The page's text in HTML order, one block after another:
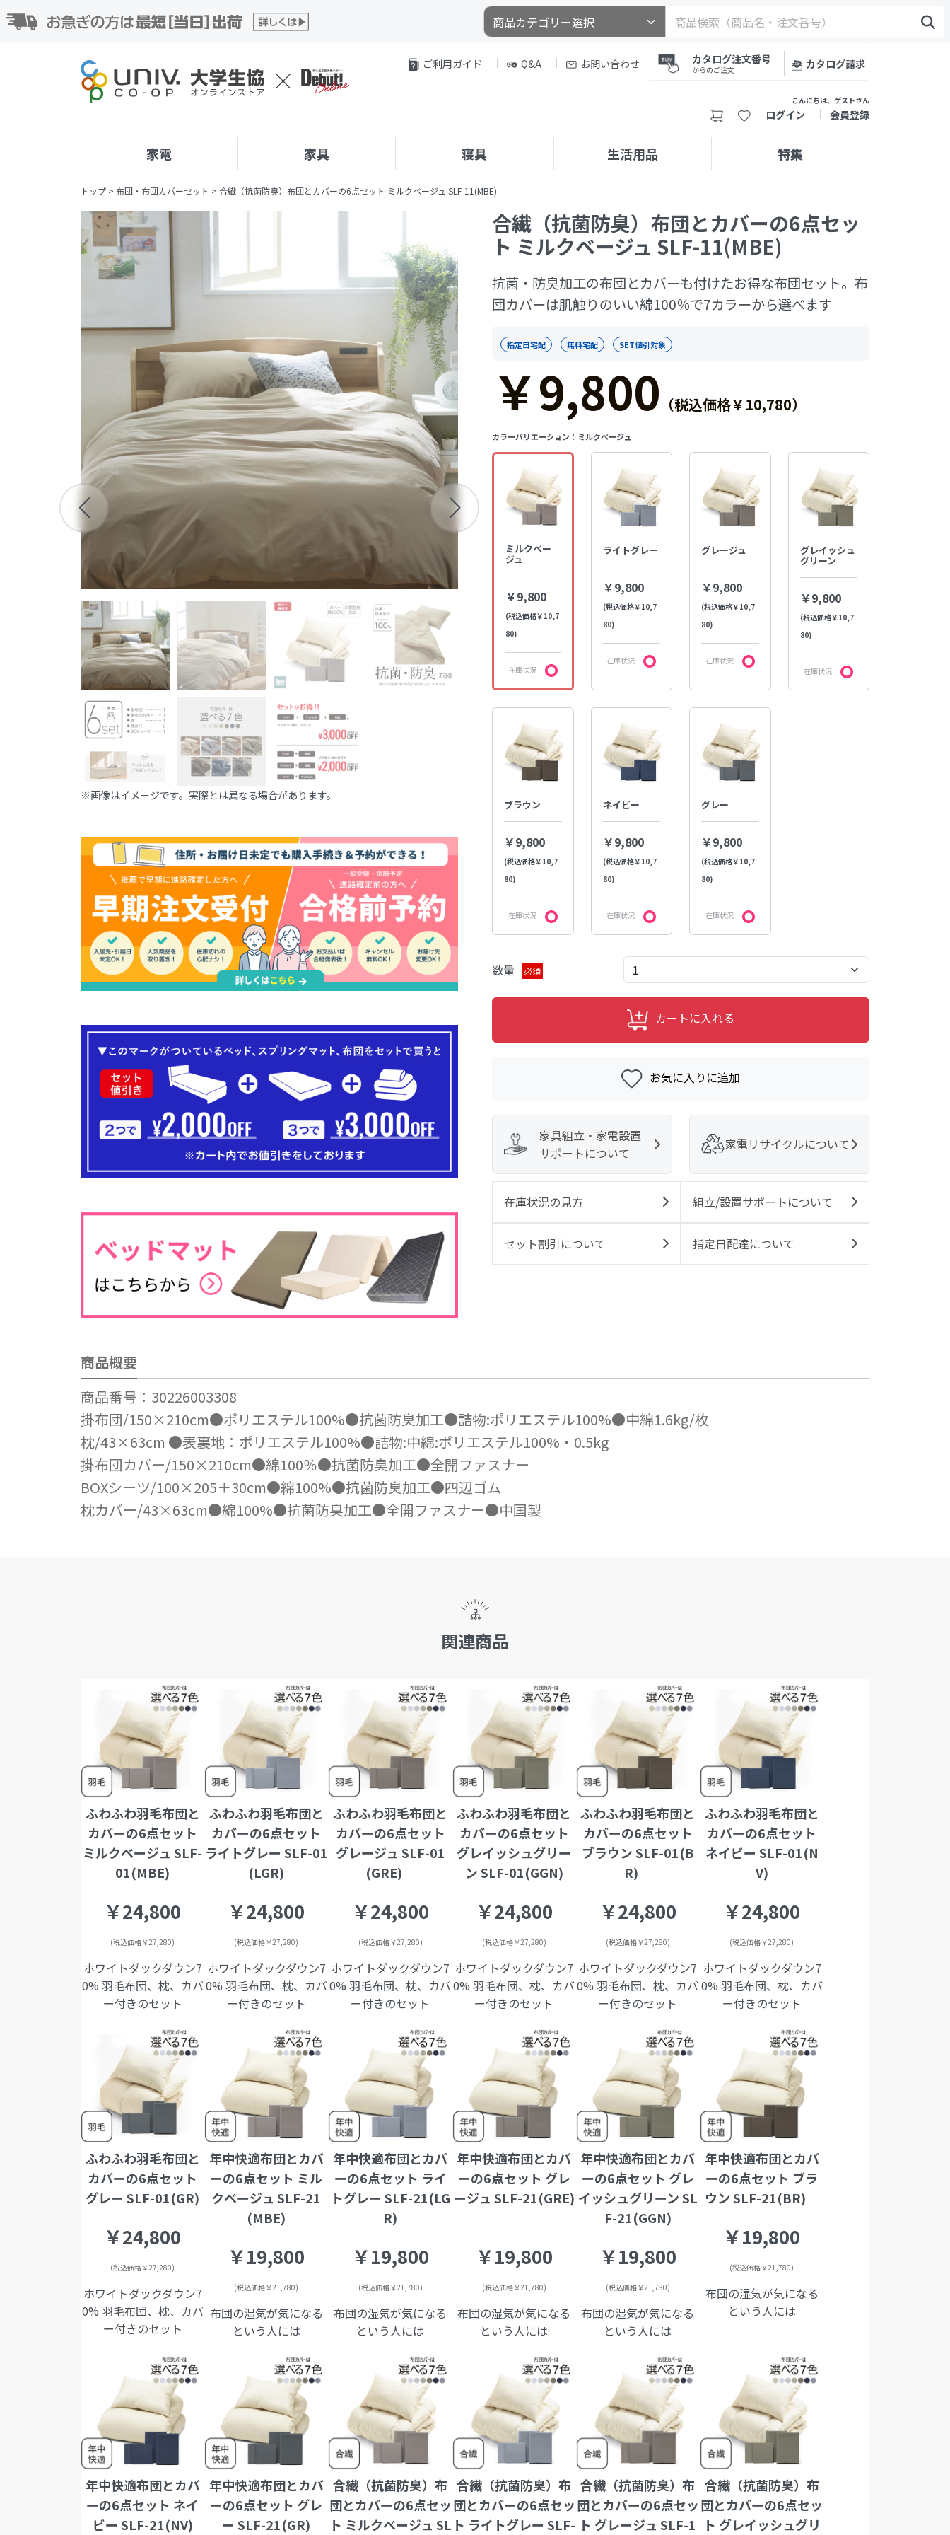
ご利用ガイド Q&A お問い合わせ カタログ注文番号
からのご注文 カタログ請求
こんにちは、ゲストさん
ログイン 会員登録
家電 家具 寝具 生活用品 特集
トップ > 布団・布団カバーセット > 合繊（抗菌防臭）布団とカバーの6点セット ミルクベージュ SLF-11(MBE)
※画像はイメージです。実際とは異なる場合があります。
合繊（抗菌防臭）布団とカバーの6点セッ
ト ミルクベージュ SLF-11(MBE)
抗菌・防臭加工の布団とカバーも付けたお得な布団セット。布
団カバーは肌触りのいい綿100％で7カラーから選べます
指定日宅配 無料宅配 SET値引対象
￥9,800 （税込価格￥10,780）
カラーバリエーション： ミルクベージュ
ミルクベー
ジュ
￥9,800
(税込価格￥10,7
80)
在庫状況
ライトグレー
￥9,800
(税込価格￥10,7
80)
在庫状況
グレージュ
￥9,800
(税込価格￥10,7
80)
在庫状況
グレイッシュ
グリーン
￥9,800
(税込価格￥10,7
80)
在庫状況
ブラウン
￥9,800
(税込価格￥10,7
80)
在庫状況
ネイビー
￥9,800
(税込価格￥10,7
80)
在庫状況
グレー
￥9,800
(税込価格￥10,7
80)
在庫状況
数量 必須
カートに入れる
お気に入りに追加
家具組立・家電設置
サポートについて
家電リサイクルについて
在庫状況の見方 組立/設置サポートについて
セット割引について 指定日配達について
商品概要
商品番号：30226003308
掛布団/150×210cm●ポリエステル100%●抗菌防臭加工●詰物:ポリエステル100%●中綿1.6kg/枚
枕/43×63cm ●表裏地：ポリエステル100%●詰物:中綿:ポリエステル100%・0.5kg
掛布団カバー/150×210cm●綿100％●抗菌防臭加工●全開ファスナー
BOXシーツ/100×205＋30cm●綿100%●抗菌防臭加工●四辺ゴム
枕カバー/43×63cm●綿100%●抗菌防臭加工●全開ファスナー●中国製
関連商品
ふわふわ羽毛布団と
カバーの6点セット
ミルクベージュ SLF-
01(MBE)
￥24,800
(税込価格￥27,280)
ホワイトダックダウン7
0% 羽毛布団、枕、カバ
ー付きのセット
ふわふわ羽毛布団と
カバーの6点セット
ライトグレー SLF-01
(LGR)
￥24,800
(税込価格￥27,280)
ホワイトダックダウン7
0% 羽毛布団、枕、カバ
ー付きのセット
ふわふわ羽毛布団と
カバーの6点セット
グレージュ SLF-01
(GRE)
￥24,800
(税込価格￥27,280)
ホワイトダックダウン7
0% 羽毛布団、枕、カバ
ー付きのセット
ふわふわ羽毛布団と
カバーの6点セット
グレイッシュグリー
ン SLF-01(GGN)
￥24,800
(税込価格￥27,280)
ホワイトダックダウン7
0% 羽毛布団、枕、カバ
ー付きのセット
ふわふわ羽毛布団と
カバーの6点セット
ブラウン SLF-01(B
R)
￥24,800
(税込価格￥27,280)
ホワイトダックダウン7
0% 羽毛布団、枕、カバ
ー付きのセット
ふわふわ羽毛布団と
カバーの6点セット
ネイビー SLF-01(N
V)
￥24,800
(税込価格￥27,280)
ホワイトダックダウン7
0% 羽毛布団、枕、カバ
ー付きのセット
ふわふわ羽毛布団と
カバーの6点セット
グレー SLF-01(GR)
￥24,800
(税込価格￥27,280)
ホワイトダックダウン7
0% 羽毛布団、枕、カバ
ー付きのセット
年中快適布団とカバ
ーの6点セット ミル
クベージュ SLF-21
(MBE)
￥19,800
(税込価格￥21,780)
布団の湿気が気になる
という人には
年中快適布団とカバ
ーの6点セット ライ
トグレー SLF-21(LG
R)
￥19,800
(税込価格￥21,780)
布団の湿気が気になる
という人には
年中快適布団とカバ
ーの6点セット グレ
ージュ SLF-21(GRE)
￥19,800
(税込価格￥21,780)
布団の湿気が気になる
という人には
年中快適布団とカバ
ーの6点セット グレ
イッシュグリーン SL
F-21(GGN)
￥19,800
(税込価格￥21,780)
布団の湿気が気になる
という人には
年中快適布団とカバ
ーの6点セット ブラ
ウン SLF-21(BR)
￥19,800
(税込価格￥21,780)
布団の湿気が気になる
という人には
年中快適布団とカバ
ーの6点セット ネイ
ビー SLF-21(NV)
年中快適布団とカバ
ーの6点セット グレ
ー SLF-21(GR)
合繊（抗菌防臭）布
団とカバーの6点セッ
ト ミルクベージュ SL
合繊（抗菌防臭）布
団とカバーの6点セッ
ト ライトグレー SLF-
合繊（抗菌防臭）布
団とカバーの6点セッ
ト グレージュ SLF-1
合繊（抗菌防臭）布
団とカバーの6点セッ
ト グレイッシュグリ